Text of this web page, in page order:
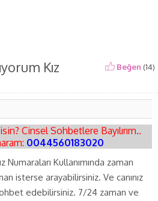
Kız Beğen (14)
Cinsel Sohbetlere Bayılırım..
0044560183020
Numaraları Kullanımında zaman
isterse arayabilirsiniz. Ve canınız
edebilirsiniz. 7/24 zaman ve